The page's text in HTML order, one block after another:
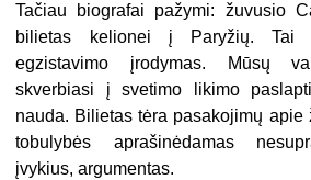
Tačiau biografai pažymi: žuvusio
bilietas kelionei į Paryžių. Tai
egzistavimo įrodymas. Mūsų
skverbiasi į svetimo likimo
nauda. Bilietas tėra pasakojimų apie
tobulybės aprašinėdamas
įvykius, argumentas.